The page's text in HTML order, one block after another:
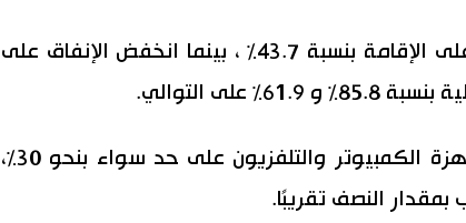
في عام 2020، انخفض الإنفاق على الإقامة بنسبة 43.7٪ ، بينما انخفض الإنفاق على
على التوالي.
في المقابل، نما الإنفاق على أجهزة الكمبيوتر والتلفزيون على حد سواء بنحو 30٪،
بمقدار النصف تقريبًا.